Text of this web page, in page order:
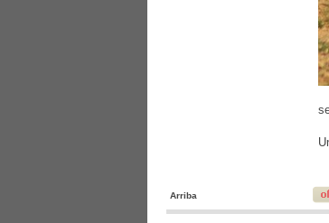
Arriba